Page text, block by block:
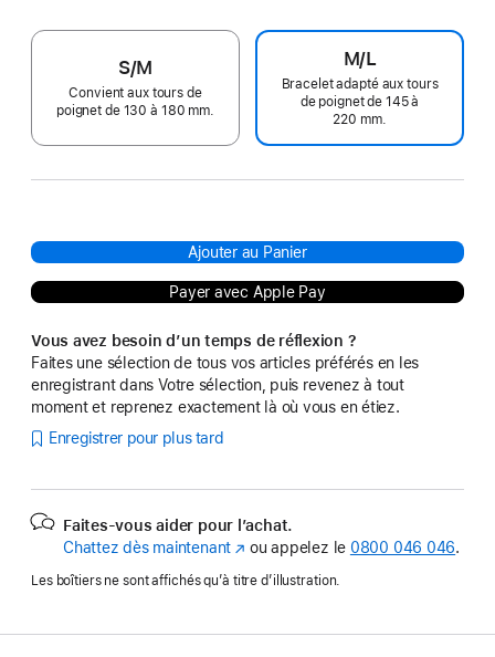
S/M
Convient aux tours de
poignet de 130 à 180 mm.
M/L
Bracelet adapté aux tours
de poignet de 145 à
220 mm.
Ajouter au Panier
Payer avec Apple Pay
Vous avez besoin d’un temps de réflexion ?
Faites une sélection de tous vos articles préférés en les
enregistrant dans Votre sélection, puis revenez à tout
moment et reprenez exactement là où vous en étiez.
Enregistrer pour plus tard
Faites-vous aider pour l’achat.
Chattez dès maintenant (s’ouvre
une
fenêtre)
ou appelez le 0800 046 046.
Les boîtiers ne sont affichés qu’à titre d’illustration.